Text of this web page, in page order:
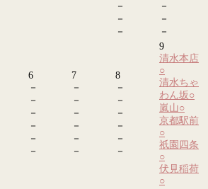
－
－
－
－
－
－
6
－
－
－
－
－
－
7
－
－
－
－
－
－
8
－
－
－
－
－
－
9
清水本店
○
清水ちゃ
わん坂○
嵐山○
京都駅前
○
祇園四条
○
伏見稲荷
○